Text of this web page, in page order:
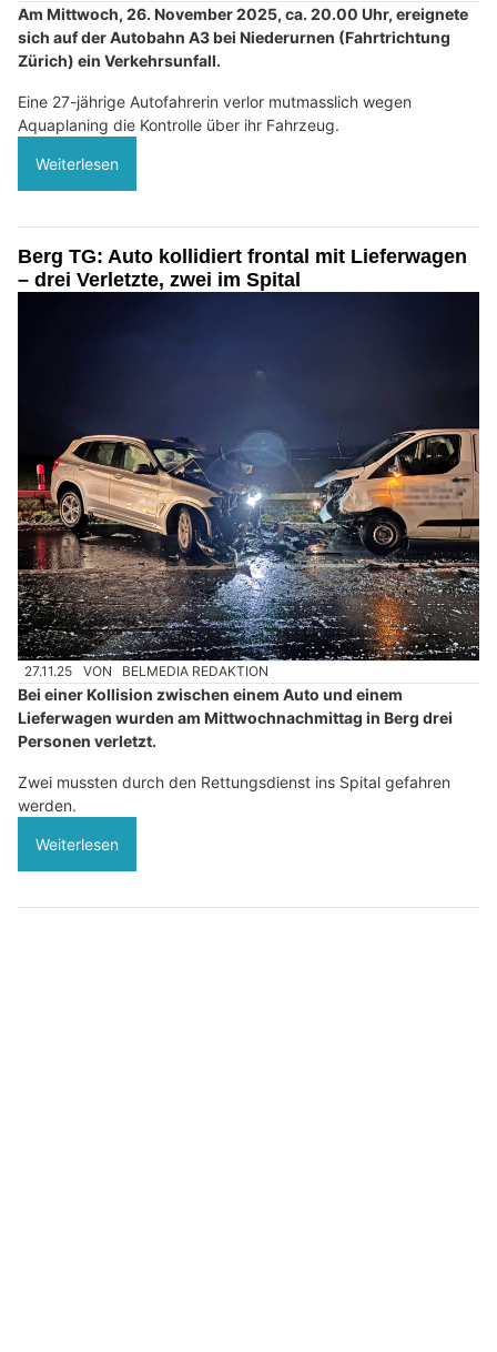
Am Mittwoch, 26. November 2025, ca. 20.00 Uhr, ereignete
sich auf der Autobahn A3 bei Niederurnen (Fahrtrichtung
Zürich) ein Verkehrsunfall.
Eine 27-jährige Autofahrerin verlor mutmasslich wegen
Aquaplaning die Kontrolle über ihr Fahrzeug.
Weiterlesen
Berg TG: Auto kollidiert frontal mit Lieferwagen
– drei Verletzte, zwei im Spital
27.11.25 VON BELMEDIA REDAKTION
Bei einer Kollision zwischen einem Auto und einem
Lieferwagen wurden am Mittwochnachmittag in Berg drei
Personen verletzt.
Zwei mussten durch den Rettungsdienst ins Spital gefahren
werden.
Weiterlesen